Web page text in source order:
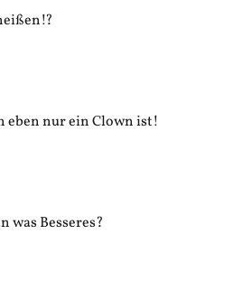
eben nur ein Clown ist!
was Besseres?